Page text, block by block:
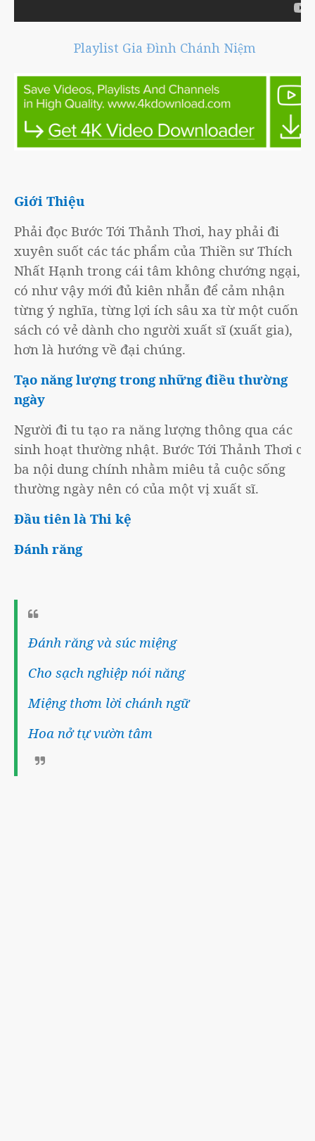
Playlist Gia Đình Chánh Niệm
Giới Thiệu
Phải đọc Bước Tới Thảnh Thơi, hay phải đi
xuyên suốt các tác phẩm của Thiền sư Thích
Nhất Hạnh trong cái tâm không chướng ngại,
có như vậy mới đủ kiên nhẫn để cảm nhận
từng ý nghĩa, từng lợi ích sâu xa từ một cuốn
sách có vẻ dành cho người xuất sĩ (xuất gia),
hơn là hướng về đại chúng.
Tạo năng lượng trong những điều thường
ngày
Người đi tu tạo ra năng lượng thông qua các
sinh hoạt thường nhật. Bước Tới Thảnh Thơi có
ba nội dung chính nhằm miêu tả cuộc sống
thường ngày nên có của một vị xuất sĩ.
Đầu tiên là Thi kệ
Đánh răng
Đánh răng và súc miệng
Cho sạch nghiệp nói năng
Miệng thơm lời chánh ngữ
Hoa nở tự vườn tâm